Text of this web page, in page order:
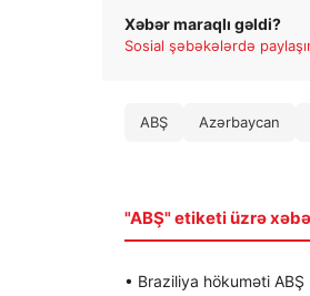
Xəbər maraqlı gəldi?
Sosial şəbəkələrdə
ABŞ Azərbaycan
"ABŞ" etiketi üzrə
• Braziliya hökuməti